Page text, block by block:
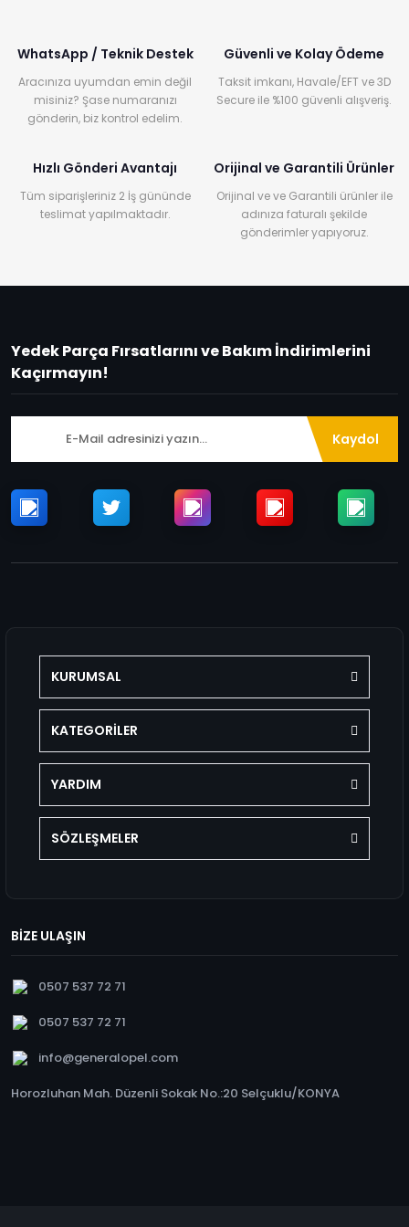
WhatsApp / Teknik Destek
Aracınıza uyumdan emin değil
misiniz? Şase numaranızı
gönderin, biz kontrol edelim.
Güvenli ve Kolay Ödeme
Taksit imkanı, Havale/EFT ve 3D
Secure ile %100 güvenli alışveriş.
Hızlı Gönderi Avantajı
Tüm siparişleriniz 2 İş gününde
teslimat yapılmaktadır.
Orijinal ve Garantili Ürünler
Orijinal ve ve Garantili ürünler ile
adınıza faturalı şekilde
gönderimler yapıyoruz.
Yedek Parça Fırsatlarını ve Bakım İndirimlerini
Kaçırmayın!
Kaydol
KURUMSAL
KATEGORİLER
YARDIM
SÖZLEŞMELER
BİZE ULAŞIN
0507 537 72 71
0507 537 72 71
info@generalopel.com
Horozluhan Mah. Düzenli Sokak No.:20 Selçuklu/KONYA